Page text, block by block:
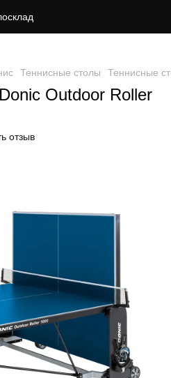
Теннисные столы Теннисные
Outdoor Roller
отзыв